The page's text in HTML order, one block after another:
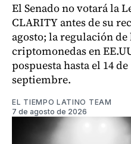
El Senado no votará la
CLARITY antes de su
agosto; la regulación de
criptomonedas en
pospuesta hasta el 14 de
septiembre.
EL TIEMPO LATINO TEAM
7 de agosto de 2026